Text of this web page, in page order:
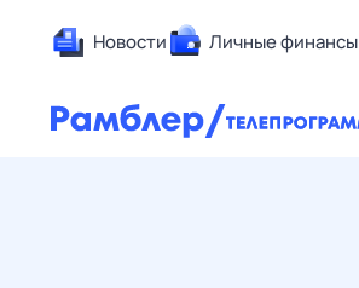
Новости Личные финансы